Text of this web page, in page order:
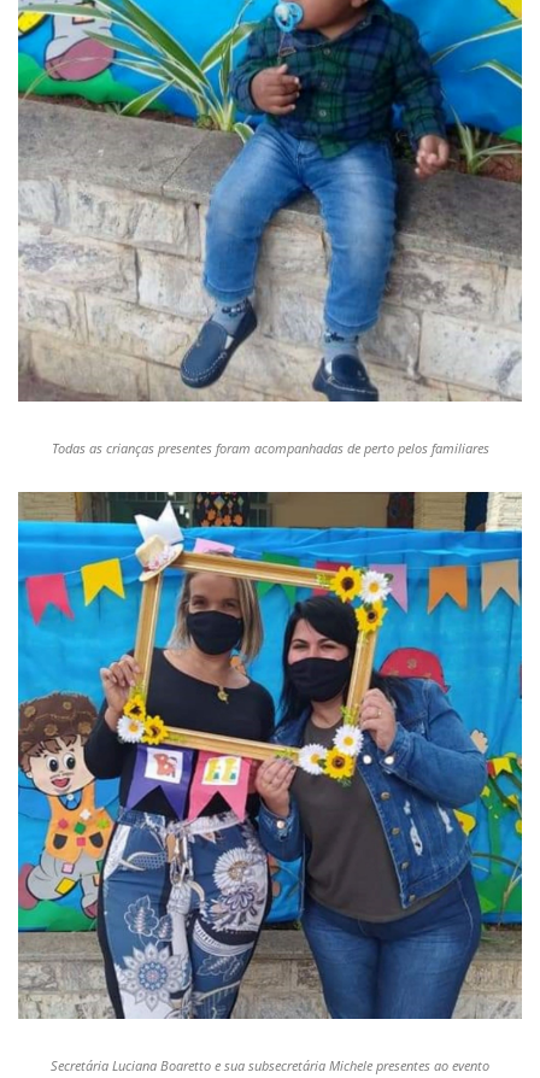
Todas as crianças presentes foram acompanhadas de perto pelos familiares
Secretária Luciana Boaretto e sua subsecretária Michele presentes ao evento